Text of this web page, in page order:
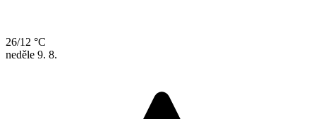
26/12 °C
neděle 9. 8.